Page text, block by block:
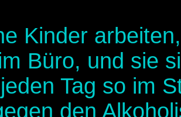
Kinder
Büro, und sie
Tag so im
den